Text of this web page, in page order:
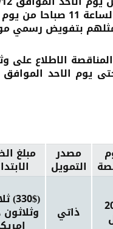
بتفويض رسمي
الاطلاع على
/2023م أو الدخول على موقع
مصدر
التمويل
مبلغ
ذاتي وثلاثون